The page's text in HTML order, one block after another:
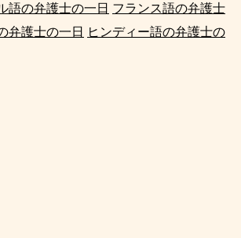
語の弁護士の一日 フランス語の弁護士
弁護士の一日 ヒンディー語の弁護士の